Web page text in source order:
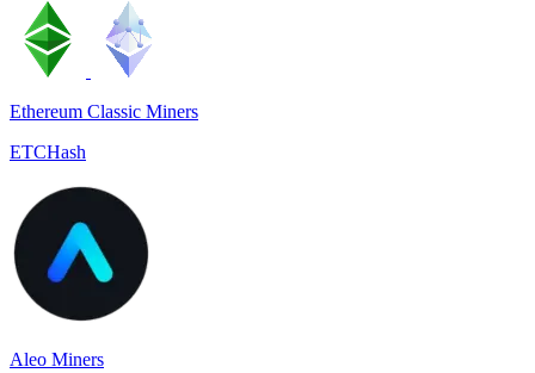
Ethereum Classic Miners
ETCHash
Aleo Miners